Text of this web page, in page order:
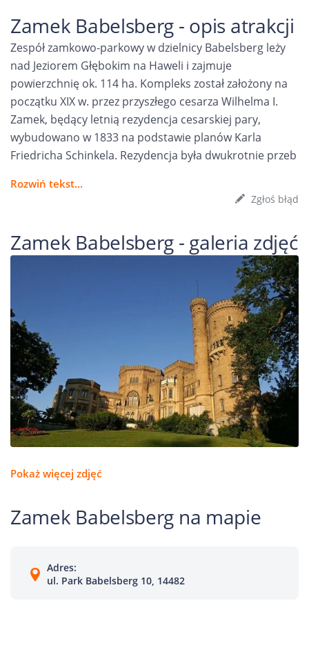
Zamek Babelsberg - opis atrakcji
Zespół zamkowo-parkowy w dzielnicy Babelsberg leży
nad Jeziorem Głębokim na Haweli i zajmuje
powierzchnię ok. 114 ha. Kompleks został założony na
początku XIX w. przez przyszłego cesarza Wilhelma I.
Zamek, będący letnią rezydencja cesarskiej pary,
wybudowano w 1833 na podstawie planów Karla
Friedricha Schinkela. Rezydencja była dwukrotnie przeb
Rozwiń tekst...
Zgłoś błąd
Zamek Babelsberg - galeria zdjęć
Pokaż więcej zdjęć
Zamek Babelsberg na mapie
Adres:
ul. Park Babelsberg 10, 14482